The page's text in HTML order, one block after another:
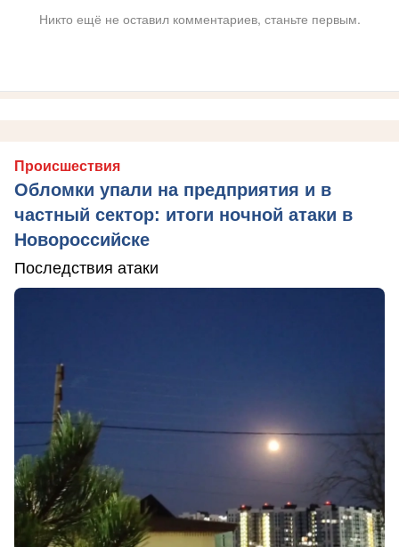
Никто ещё не оставил комментариев, станьте первым.
Происшествия
Обломки упали на предприятия и в
частный сектор: итоги ночной атаки в
Новороссийске
Последствия атаки